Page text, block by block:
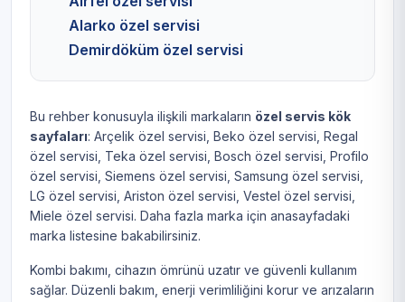
Alarko özel servisi
Demirdöküm özel servisi
Bu rehber konusuyla ilişkili markaların özel servis kök
sayfaları: Arçelik özel servisi Beko özel servisi Regal
özel servisi Teka özel servisi Bosch özel servisi Profilo
özel servisi Siemens özel servisi Samsung özel servisi
LG özel servisi Ariston özel servisi Vestel özel servisi
Miele özel servisi. Daha fazla marka için anasayfadaki
marka listesine bakabilirsiniz.
Kombi bakımı, cihazın ömrünü uzatır ve güvenli kullanım
sağlar. Düzenli bakım, enerji verimliliğini korur ve arızaların